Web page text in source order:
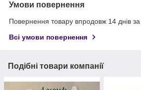
Умови повернення
Повернення товару впродовж 14 днів
Всі умови повернення
Подібні товари компанії